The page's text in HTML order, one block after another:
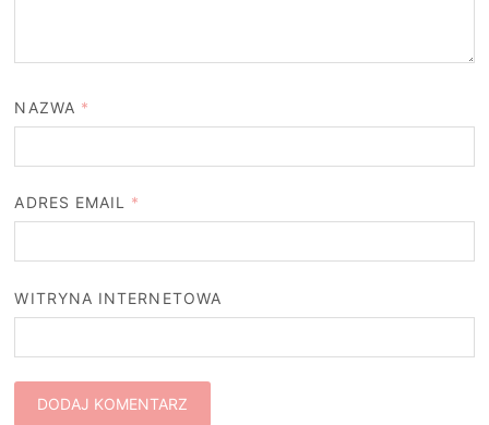
NAZWA *
ADRES EMAIL *
WITRYNA INTERNETOWA